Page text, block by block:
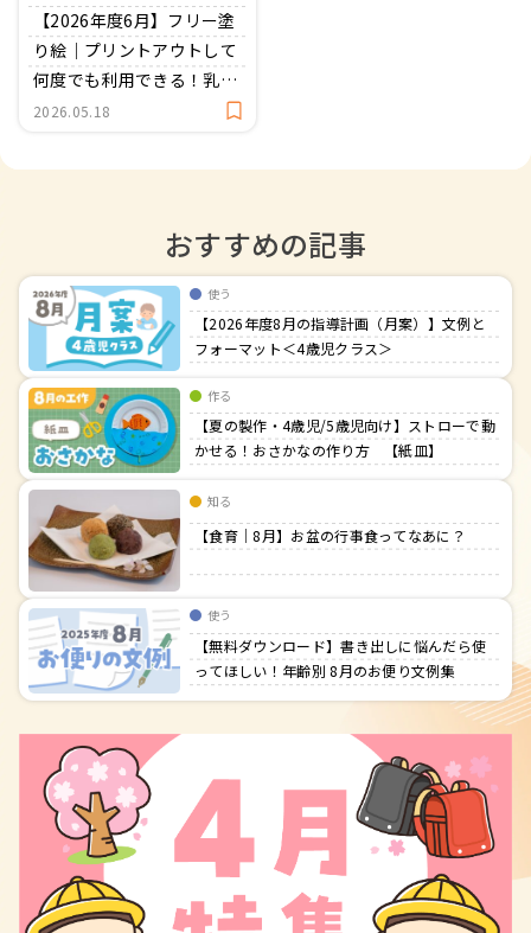
年間カリキュラム
【2026年度6月】フリー塗
り絵｜プリントアウトして
何度でも利用できる！乳
児・幼児向け＜無料ダウン
2026.05.18
おすすめの記事
使う
【2026年度8月の指導計画（月案）】文例と
フォーマット＜4歳児クラス＞
作る
【夏の製作・4歳児/5歳児向け】ストローで動
かせる！おさかなの作り方 【紙皿】
知る
【食育｜8月】お盆の行事食ってなあに？
使う
【無料ダウンロード】書き出しに悩んだら使
ってほしい！年齢別 8月のお便り文例集